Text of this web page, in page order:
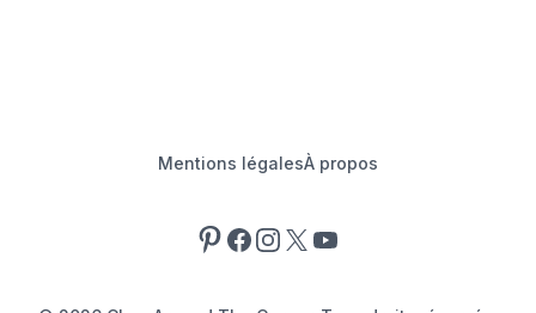
Mentions légalesÀ propos
Pinterest
Facebook
Instagram
X YouTube